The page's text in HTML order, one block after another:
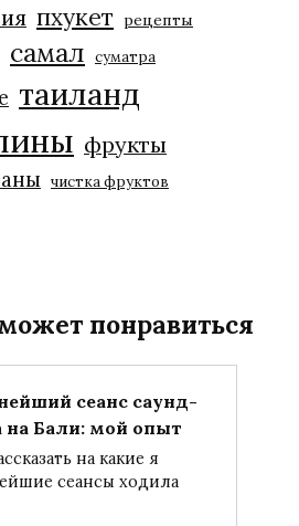
пхукет рецепты
самал суматра
таиланд
фрукты
чистка фруктов
понравиться
сеанс саунд-
на Бали: мой опыт
на какие я
сеансы ходила